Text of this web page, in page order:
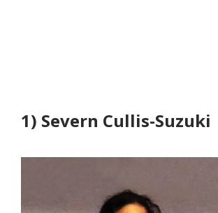
1) Severn Cullis-Suzuki